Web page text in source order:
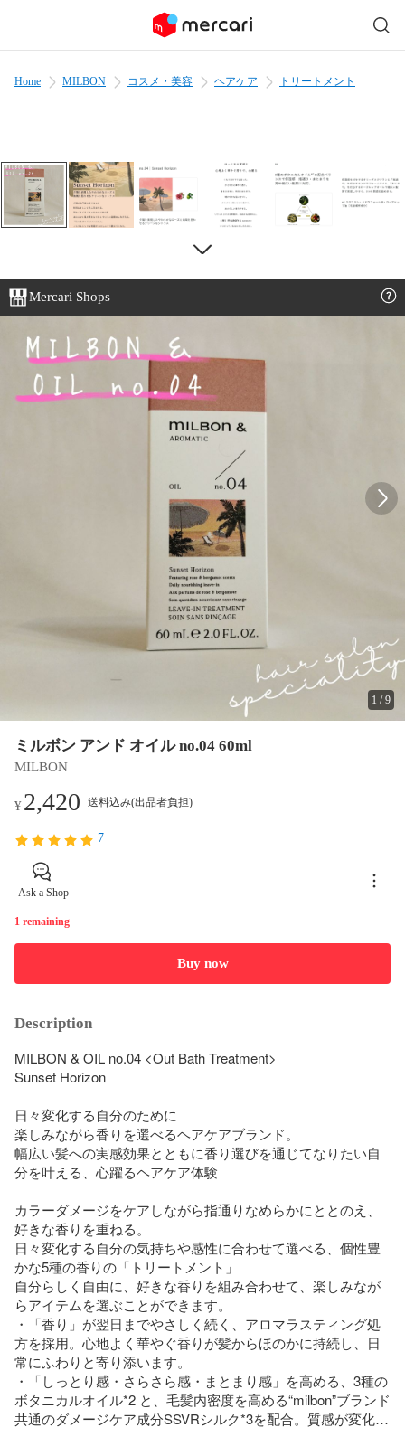
Home MILBON コスメ・美容 ヘアケア トリートメント
Mercari Shops
1 /9
ミルボン アンド オイル no.04 60ml
MILBON
¥2,420 送料込み(出品者負担)
7
Ask a Shop
1 remaining
Buy now
Description
MILBON & OIL no.04 <Out Bath Treatment>
Sunset Horizon
日々変化する自分のために
楽しみながら香りを選べるヘアケアブランド。
幅広い髪への実感効果とともに香り選びを通じてなりたい自
分を叶える、心躍るヘアケア体験
カラーダメージをケアしながら指通りなめらかにととのえ、
好きな⾹りを重ねる。
日々変化する自分の気持ちや感性に合わせて選べる、個性豊
かな5種の香りの「トリートメント」
自分らしく自由に、好きな香りを組み合わせて、楽しみなが
らアイテムを選ぶことができます。
・「香り」が翌日までやさしく続く、アロマラスティング処
方を採用。心地よく華やぐ香りが髪からほのかに持続し、日
常にふわりと寄り添います。
・「しっとり感・さらさら感・まとまり感」を高める、3種の
ボタニカルオイル*2 と、毛髪内密度を高める“milbon”ブランド
共通のダメージケア成分SSVRシルク*3を配合。質感が変化し